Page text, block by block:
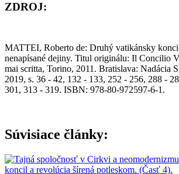
ZDROJ:
MATTEI, Roberto de: Druhý vatikánsky
nenapísané dejiny. Titul originálu: Il Concilio
mai scritta, Torino, 2011. Bratislava: Nadácia
2019, s. 36 - 42, 132 - 133, 252 - 256, 288 -
301, 313 - 319. ISBN: 978-80-972597-6-1.
Súvisiace články: